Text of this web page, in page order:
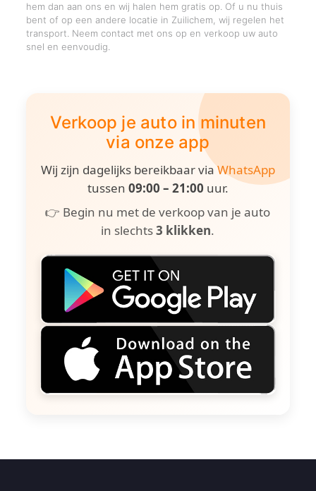
hem dan aan ons en wij halen hem gratis op. Of u nu thuis
bent of op een andere locatie in Zuilichem, wij regelen het
transport. Neem contact met ons op en verkoop uw auto
snel en eenvoudig.
Verkoop je auto in minuten
via onze app
Wij zijn dagelijks bereikbaar viaWhatsApp
tussen 09:00 – 21:00 uur.
👉 Begin nu met de verkoop van je auto
in slechts3 klikken.